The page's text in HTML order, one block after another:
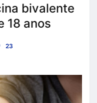
bivalente
18 anos
23